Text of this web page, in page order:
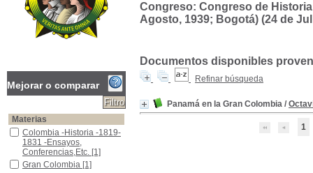
Congreso: Congreso de
Agosto, 1939; Bogotá) (24 de
Documentos disponibles
Refinar búsqueda
Panamá en la Gran Colombia /
1
Mejorar o comparar
Materias
Colombia -Historia -1819-1831 -Ensayos, Conferencias,Etc.
Colombia -Historia -1819-
1831 -Ensayos,
Conferencias,Etc. [1]
Gran Colombia
Gran Colombia [1]